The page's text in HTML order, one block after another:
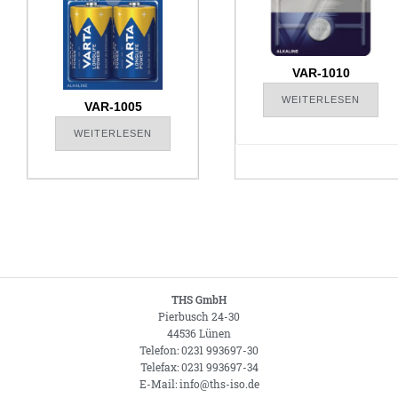
VAR-1005
WEITERLESEN
VAR-1010
WEITERLESEN
THS GmbH
Pierbusch 24-30
44536 Lünen
Telefon: 0231 993697-30
Telefax: 0231 993697-34
E-Mail: info@ths-iso.de